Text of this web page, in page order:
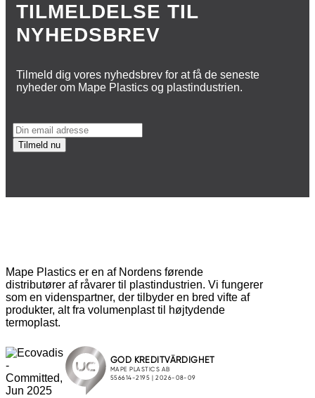
TILMELDELSE TIL
NYHEDSBREV
Tilmeld dig vores nyhedsbrev for at få de seneste
nyheder om Mape Plastics og plastindustrien.
Mape Plastics er en af Nordens førende
distributører af råvarer til plastindustrien. Vi fungerer
som en videnspartner, der tilbyder en bred vifte af
produkter, alt fra volumenplast til højtydende
termoplast.